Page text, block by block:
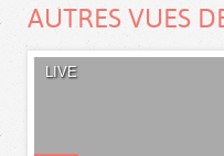
AUTRES VUES
LIVE